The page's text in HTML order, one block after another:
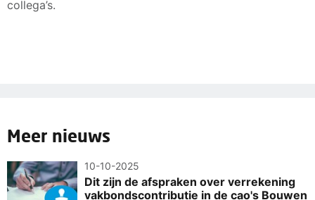
collega’s.
Meer nieuws
10-10-2025
Dit zijn de afspraken over verrekening
vakbondscontributie in de cao's Bouwen